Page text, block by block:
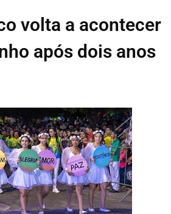
volta a acontecer
após dois anos